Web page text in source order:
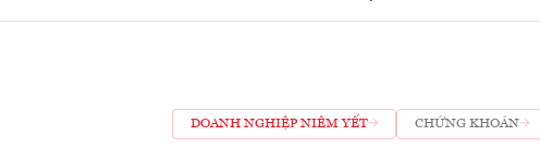
DOANH NGHIỆP NIÊM YẾT CHỨNG KHOÁN